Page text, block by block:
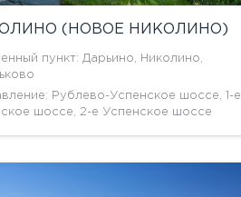
(НОВОЕ НИКОЛИНО)
пункт: Дарьино, Николино,
Рублево-Успенское шоссе, 1-е
шоссе, 2-е Успенское шоссе